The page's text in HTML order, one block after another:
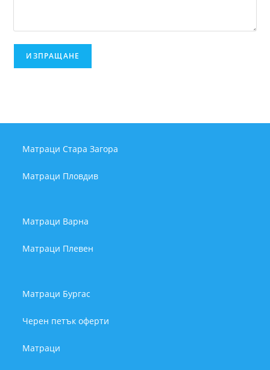
Матраци Стара Загора
Матраци Пловдив
Матраци Варна
Матраци Плевен
Матраци Бургас
Черен петък оферти
Матраци